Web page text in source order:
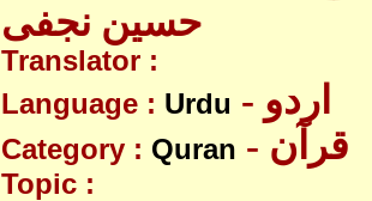
حسین نجفی
Translator :
Language : Urdu - اردو
Category : Quran - قرآن
Topic :